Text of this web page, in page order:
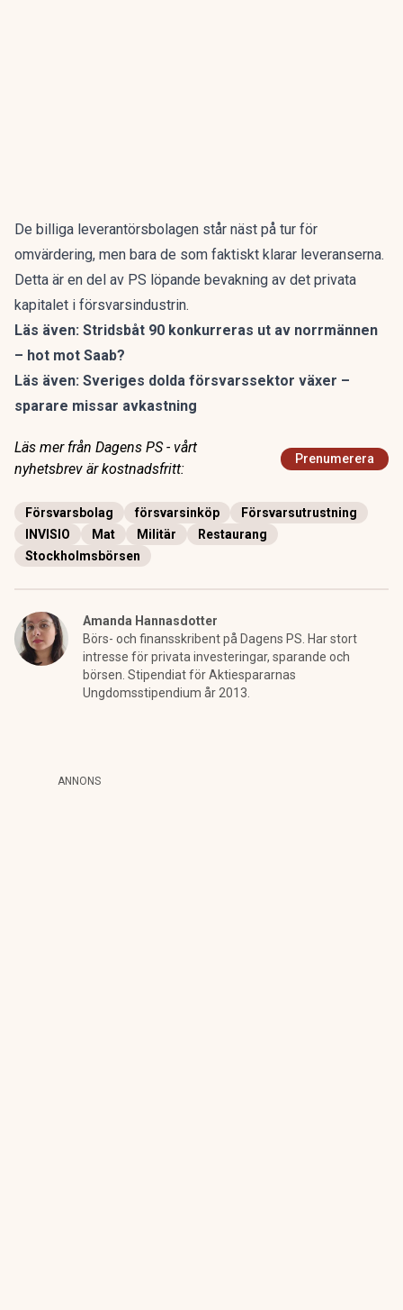
De billiga leverantörsbolagen står näst på tur för
omvärdering, men bara de som faktiskt klarar leveranserna.
Detta är en del av PS löpande bevakning av det privata
kapitalet i försvarsindustrin.
Läs även: Stridsbåt 90 konkurreras ut av norrmännen
– hot mot Saab?
Läs även: Sveriges dolda försvarssektor växer –
sparare missar avkastning
Läs mer från Dagens PS - vårt
nyhetsbrev är kostnadsfritt:
Prenumerera
Försvarsbolag försvarsinköp
Försvarsutrustning
INVISIO
Mat Militär
Restaurang
Stockholmsbörsen
Amanda Hannasdotter
Börs- och finansskribent på Dagens PS. Har stort
intresse för privata investeringar, sparande och
börsen. Stipendiat för Aktiespararnas
Ungdomsstipendium år 2013.
ANNONS